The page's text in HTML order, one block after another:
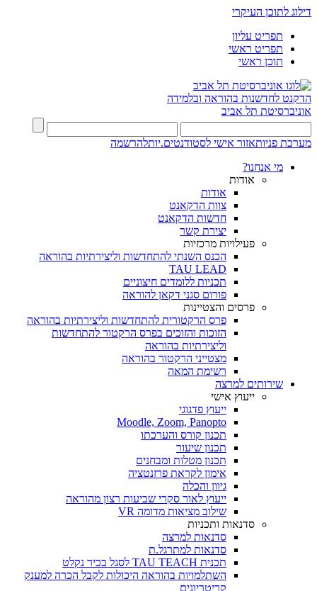
דילוג לתוכן העיקרי
תפריט עליון
תפריט ראשי
תוכן ראשי
הדקנט לחדשנות בהוראה ובלמידה
אוניברסיטת תל אביב
מערכת פניותאזור אישי לסטודנטים.יותלהרשמה
מי אנחנו?
אודות
אודות
צוות הדקאנט
חדשות הדקאנט
יצירת קשר
פעילויות מרכזיות
הכנס השנתי להתחדשות וליצירתיות בהוראה
TAU LEAD
תכניות ללומדים חיצוניים
פורום סגני דקאן להוראה
פרסים והצטיינות
פרס הרקטורית להתחדשות וליצירתיות בהוראה
הזוכות והזוכים בפרס הרקטור להתחדשות
וליצירתיות בהוראה
מצטייני הרקטור בהוראה
רשימת המאה
שירותים למרצה
ייעוץ אישי
ייעוץ פדגוגי
Moodle, Zoom, Panopto
תכנון קורס והערכתו
תכנון שיעור
תכנון מטלות ומבחנים
אימון לקראת פרזנטציה
גיוון והכלה
ייעוץ לאור סקרי שביעות רצון מהוראה
שילוב מציאות מדומה VR
סדנאות ותכניות
סדנאות למרצה
סדנאות למתרגל.ת
תכנית TAU TEACH לסגל בכיר נקלט
השתלמויות בהוראה היכולות לקבל הכרה למענק
קריטריונים